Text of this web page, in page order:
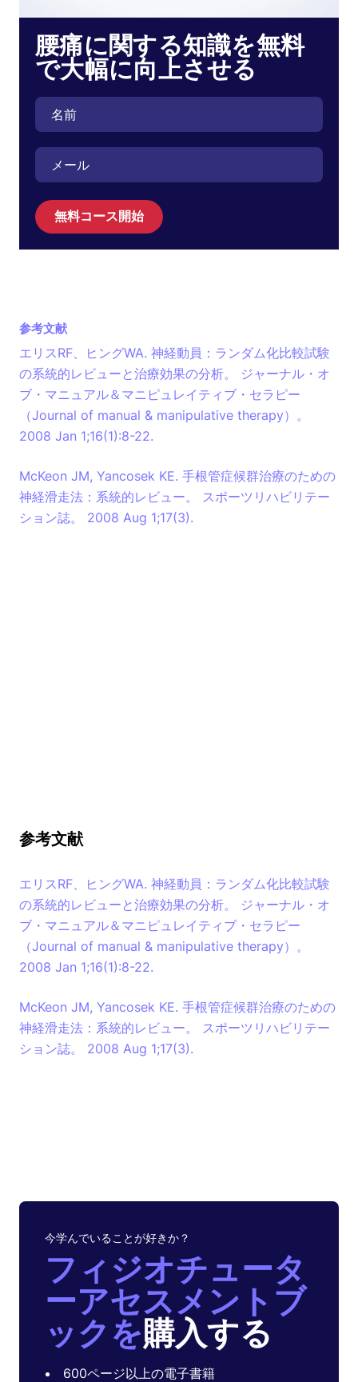
腰痛に関する知識を無料
で大幅に向上させる
無料コース開始
参考文献
エリスRF、ヒングWA. 神経動員：ランダム化比較試験
の系統的レビューと治療効果の分析。 ジャーナル・オ
ブ・マニュアル＆マニピュレイティブ・セラピー
（Journal of manual & manipulative therapy）。
2008 Jan 1;16(1):8-22.
McKeon JM, Yancosek KE. 手根管症候群治療のための
神経滑走法：系統的レビュー。 スポーツリハビリテー
ション誌。 2008 Aug 1;17(3).
参考文献
エリスRF、ヒングWA. 神経動員：ランダム化比較試験
の系統的レビューと治療効果の分析。 ジャーナル・オ
ブ・マニュアル＆マニピュレイティブ・セラピー
（Journal of manual & manipulative therapy）。
2008 Jan 1;16(1):8-22.
McKeon JM, Yancosek KE. 手根管症候群治療のための
神経滑走法：系統的レビュー。 スポーツリハビリテー
ション誌。 2008 Aug 1;17(3).
今学んでいることが好きか？
フィジオチュータ
ーアセスメントブ
ックを購入する
600ページ以上の電子書籍